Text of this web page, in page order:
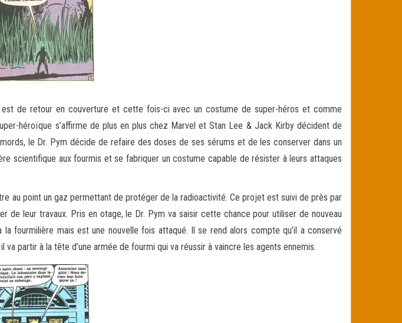
est de retour en couverture et cette fois-ci avec un costume de super-héros et comme
héroïque s’affirme de plus en plus chez Marvel et Stan Lee & Jack Kirby décident de
le Dr. Pym décide de refaire des doses de ses sérums et de les conserver dans un
scientifique aux fourmis et se fabriquer un costume capable de résister à leurs attaques
au point un gaz permettant de protéger de la radioactivité. Ce projet est suivi de près par
de leur travaux. Pris en otage, le Dr. Pym va saisir cette chance pour utiliser de nouveau
fourmilière mais est une nouvelle fois attaqué. Il se rend alors compte qu’il a conservé
partir à la tête d’une armée de fourmi qui va réussir à vaincre les agents ennemis.